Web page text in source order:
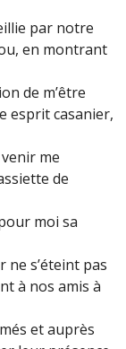
par notre
en montrant
de m’être
esprit casanier,
me
de
moi sa
ne s’éteint pas
à nos amis à
et auprès